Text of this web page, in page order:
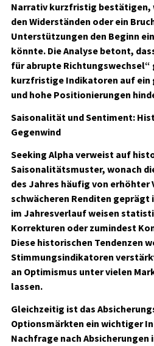
Narrativ kurzfristig bestätigen,
den Widerständen oder ein
Unterstützungen den Beginn
könnte. Die Analyse betont,
für abrupte Richtungswechsel“
kurzfristige Indikatoren auf ein
und hohe Positionierungen
Saisonalität und Sentiment:
Gegenwind
Seeking Alpha verweist auf
Saisonalitätsmuster, wonach
des Jahres häufig von
schwächeren Renditen geprägt
im Jahresverlauf weisen
Korrekturen oder zumindest
Diese historischen Tendenzen
Stimmungsindikatoren
an Optimismus unter vielen
lassen.
Gleichzeitig ist das
Optionsmärkten ein wichtiger
Nachfrage nach